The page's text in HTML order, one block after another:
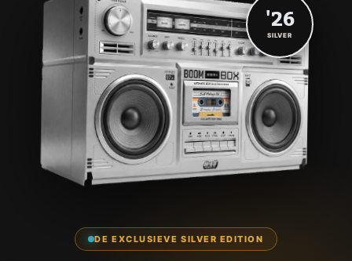
DE EXCLUSIEVE SILVER EDITION
'26
SILVER